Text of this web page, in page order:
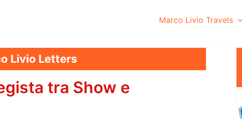
Marco Livio Travels
Livio Letters
tra Show e